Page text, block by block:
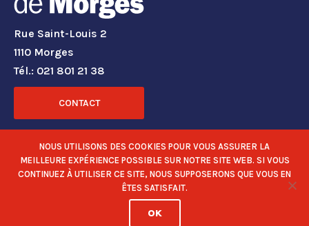
Rue Saint-Louis 2
1110 Morges
Tél.: 021 801 21 38
CONTACT
RÉSEAUX SOCIAUX
NOUS UTILISONS DES COOKIES POUR VOUS ASSURER LA
MEILLEURE EXPÉRIENCE POSSIBLE SUR NOTRE SITE WEB. SI VOUS
CONTINUEZ À UTILISER CE SITE, NOUS SUPPOSERONS QUE VOUS EN
ÊTES SATISFAIT.
OK